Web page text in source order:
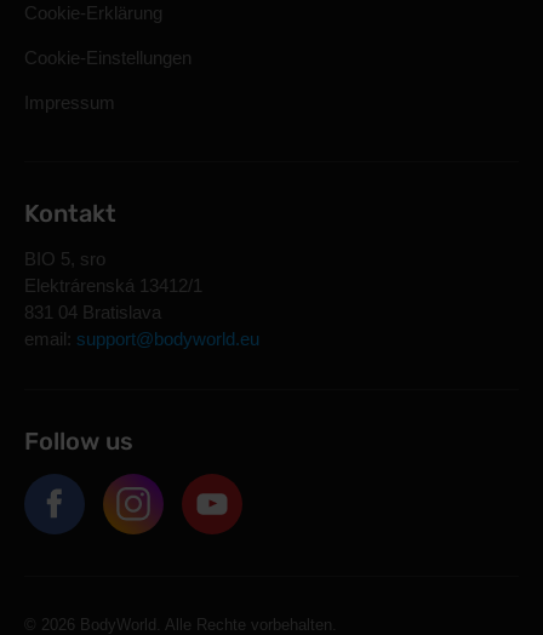
Cookie-Erklärung
Cookie-Einstellungen
Impressum
Kontakt
BIO 5, sro
Elektrárenská 13412/1
831 04 Bratislava
email: support@bodyworld.eu
Follow us
© 2026 BodyWorld. Alle Rechte vorbehalten.